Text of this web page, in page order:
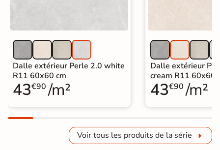
Dalle extérieur Perle 2.0 white
R11 60x60 cm
43€90 /m²
Dalle extérieur
cream R11 60x60
43€90 /m²
Voir tous les produits de la série